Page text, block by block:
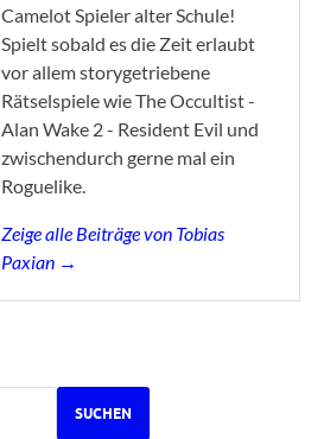
Camelot Spieler alter Schule!
Spielt sobald es die Zeit erlaubt
vor allem storygetriebene
Rätselspiele wie The Occultist -
Alan Wake 2 - Resident Evil und
zwischendurch gerne mal ein
Roguelike.
Zeige alle Beiträge von Tobias
Paxian →
SUCHEN